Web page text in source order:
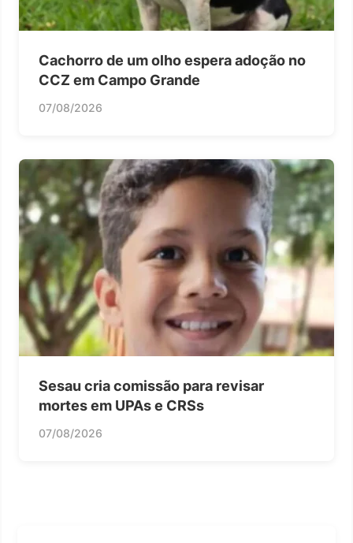
Cachorro de um olho espera adoção no
CCZ em Campo Grande
07/08/2026
Sesau cria comissão para revisar
mortes em UPAs e CRSs
07/08/2026